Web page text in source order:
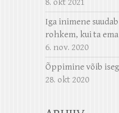
8. okt 2021
Iga inimene
rohkem, kui ta
6. nov. 2020
Õppimine võib
28. okt 2020